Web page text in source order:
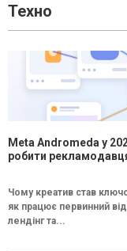
Техно
Meta Andromeda у
робити
Чому креатив став
як працює первинний
лендінг та...